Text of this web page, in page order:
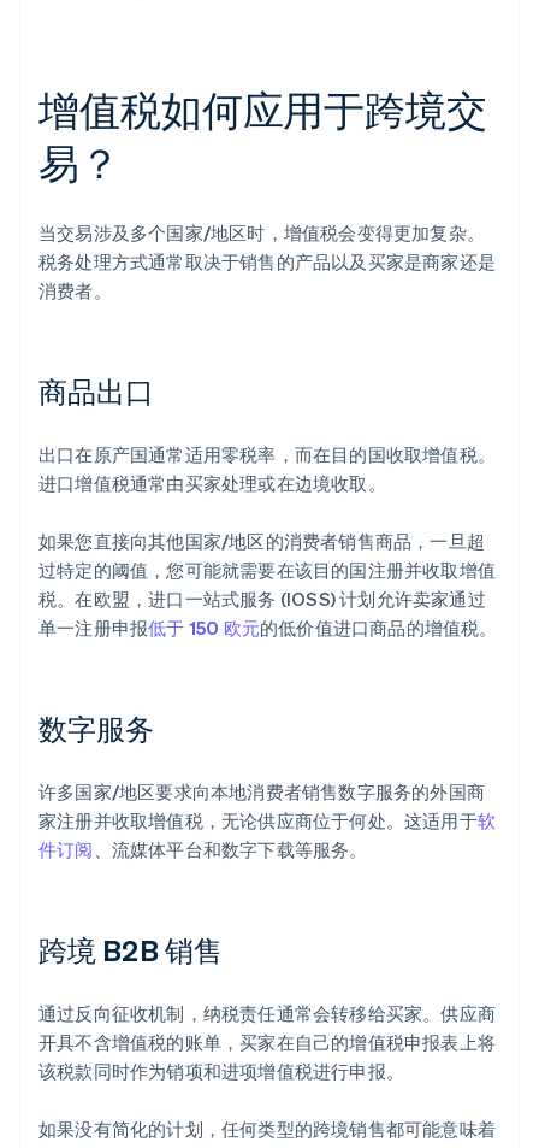
增值税如何应用于跨境交
易？
当交易涉及多个国家/地区时，增值税会变得更加复杂。
税务处理方式通常取决于销售的产品以及买家是商家还是
消费者。
商品出口
出口在原产国通常适用零税率，而在目的国收取增值税。
进口增值税通常由买家处理或在边境收取。
如果您直接向其他国家/地区的消费者销售商品，一旦超
过特定的阈值，您可能就需要在该目的国注册并收取增值
税。在欧盟，进口一站式服务 (IOSS) 计划允许卖家通过
单一注册申报低于 150 欧元的低价值进口商品的增值税。
数字服务
许多国家/地区要求向本地消费者销售数字服务的外国商
家注册并收取增值税，无论供应商位于何处。这适用于软
件订阅 、流媒体平台和数字下载等服务。
跨境 B2B 销售
通过反向征收机制，纳税责任通常会转移给买家。供应商
开具不含增值税的账单，买家在自己的增值税申报表上将
该税款同时作为销项和进项增值税进行申报。
如果没有简化的计划，任何类型的跨境销售都可能意味着